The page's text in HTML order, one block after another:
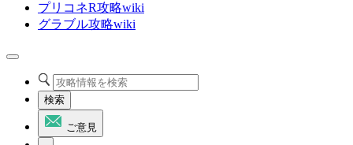
プリコネR攻略wiki
グラブル攻略wiki
検索
ご意見